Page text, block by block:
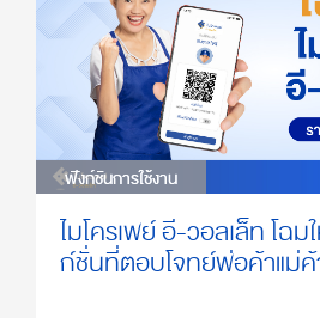
ฟังก์ชันการใช้งาน
ฟังก์ชันการใช้งาน
ไมโครเพย์ อี-วอลเล็ท โฉ
ก์ชั่นที่ตอบโจทย์พ่อค้าแม่